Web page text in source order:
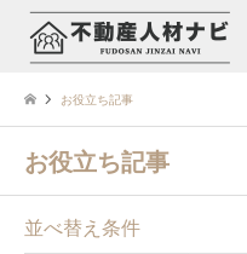
お役立ち記事
お役立ち記事
並べ替え条件